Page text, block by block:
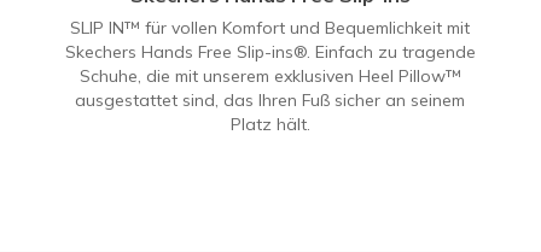
SLIP IN™ für vollen Komfort und Bequemlichkeit mit
Skechers Hands Free Slip-ins®. Einfach zu tragende
Schuhe, die mit unserem exklusiven Heel Pillow™
ausgestattet sind, das Ihren Fuß sicher an seinem
Platz hält.